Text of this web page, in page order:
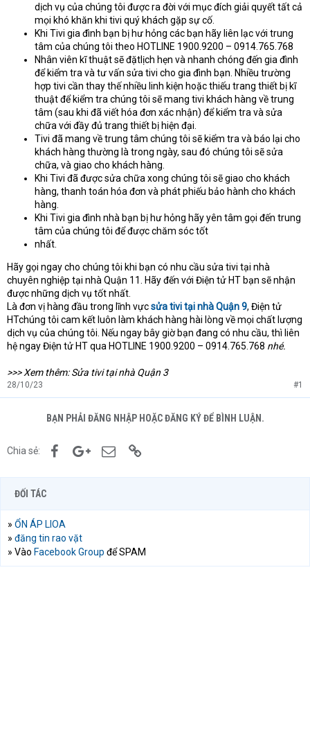
dịch vụ của chúng tôi được ra đời với mục đích giải quyết tất cả
mọi khó khăn khi tivi quý khách gặp sự cố.
Khi Tivi gia đình bạn bị hư hỏng các bạn hãy liên lạc với trung
tâm của chúng tôi theo HOTLINE 1900.9200 – 0914.765.768
Nhân viên kĩ thuật sẽ đặtlịch hẹn và nhanh chóng đến gia đình
để kiểm tra và tư vấn sửa tivi cho gia đình bạn. Nhiều trường
hợp tivi cần thay thế nhiều linh kiện hoặc thiếu trang thiết bị kĩ
thuật để kiểm tra chúng tôi sẽ mang tivi khách hàng về trung
tâm (sau khi đã viết hóa đơn xác nhận) để kiểm tra và sửa
chữa với đầy đủ trang thiết bị hiện đại.
Tivi đã mang về trung tâm chúng tôi sẽ kiểm tra và báo lại cho
khách hàng thường là trong ngày, sau đó chúng tôi sẽ sửa
chữa, và giao cho khách hàng.
Khi Tivi đã được sửa chữa xong chúng tôi sẽ giao cho khách
hàng, thanh toán hóa đơn và phát phiếu bảo hành cho khách
hàng.
Khi Tivi gia đình nhà bạn bị hư hỏng hãy yên tâm gọi đến trung
tâm của chúng tôi để được chăm sóc tốt
nhất.
Hãy gọi ngay cho chúng tôi khi bạn có nhu cầu sửa tivi tại nhà
chuyên nghiệp tại nhà Quận 11. Hãy đến với Điện tử HT bạn sẽ nhận
được những dịch vụ tốt nhất.
Là đơn vị hàng đầu trong lĩnh vựcsửa tivi tại nhà Quận 9, Điện tử
HTchúng tôi cam kết luôn làm khách hàng hài lòng về mọi chất lượng
dịch vụ của chúng tôi. Nếu ngay bây giờ bạn đang có nhu cầu, thì liên
hệ ngay Điện tử HT qua HOTLINE 1900.9200 – 0914.765.768 nhé.
>>> Xem thêm: Sửa tivi tại nhà Quận 3
28/10/23 #1
BẠN PHẢI ĐĂNG NHẬP HOẶC ĐĂNG KÝ ĐỂ BÌNH LUẬN.
Chia sẻ: FacebookGoogle+Email
ĐỐI TÁC
» ỔN ÁP LIOA
» đăng tin rao vặt
» Vào Facebook Group để SPAM